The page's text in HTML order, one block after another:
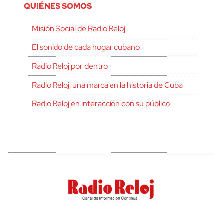
QUIÉNES SOMOS
Misión Social de Radio Reloj
El sonido de cada hogar cubano
Radio Reloj por dentro
Radio Reloj, una marca en la historia de Cuba
Radio Reloj en interacción con su público